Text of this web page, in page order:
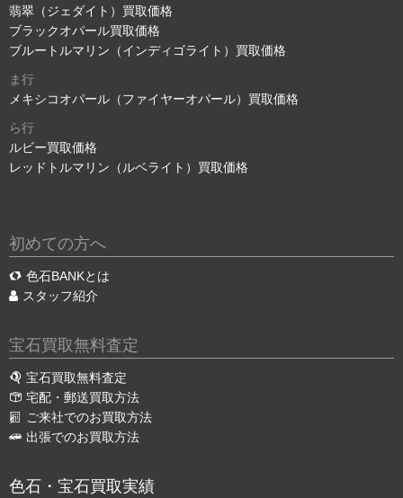
翡翠（ジェダイト）買取価格
ブラックオパール買取価格
ブルートルマリン（インディゴライト）買取価格
ま行
メキシコオパール（ファイヤーオパール）買取価格
ら行
ルビー買取価格
レッドトルマリン（ルベライト）買取価格
初めての方へ
色石BANKとは
スタッフ紹介
宝石買取無料査定
宝石買取無料査定
宅配・郵送買取方法
ご来社でのお買取方法
出張でのお買取方法
色石・宝石買取実績